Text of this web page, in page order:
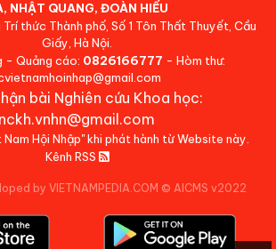
NHẬT QUANG, ĐOÀN HIẾU
thức Thành phố, Số 1 Tôn Thất Thuyết, Cầu
Giấy, Hà Nội.
- Quảng cáo: 0826166777 - Hòm thư:
bài Nghiên cứu Khoa học:
nckh.vnhn@gmail.com
Hội Nhập" khi phát hành từ Website này.
Kênh RSS
by VIETNAMPEDIA.COM © AICMS v2022